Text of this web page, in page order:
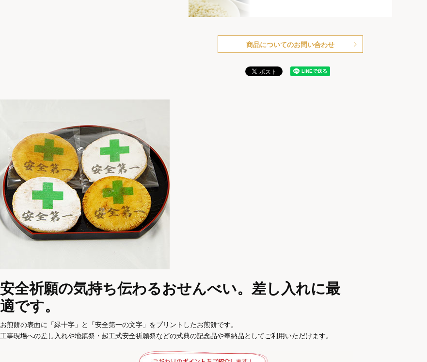
商品についてのお問い合わせ
安全祈願の気持ち伝わるおせんべい。差し入れに最
適です。
お煎餅の表面に「緑十字」と「安全第一の文字」をプリントしたお煎餅です。
工事現場への差し入れや地鎮祭・起工式安全祈願祭などの式典の記念品や奉納品としてご利用いただけます。